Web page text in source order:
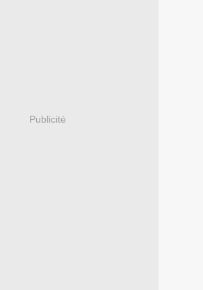
Publicité